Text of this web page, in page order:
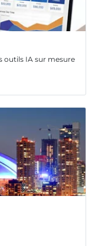
outils IA sur mesure